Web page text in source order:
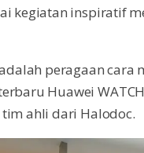
kegiatan inspiratif
peragaan cara
Huawei
ahli dari Halodoc.